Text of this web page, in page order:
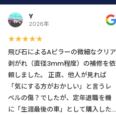
Y
2026年
★★★★★
飛び石によるAピラーの微細なクリア
剥がれ（直径3mm程度）の補修を依
頼しました。 正直、他人が見れば
「気にする方がおかしい」と言うレ
ベルの傷？でしたが、定年退職を機
に「生涯最後の車」として購入した